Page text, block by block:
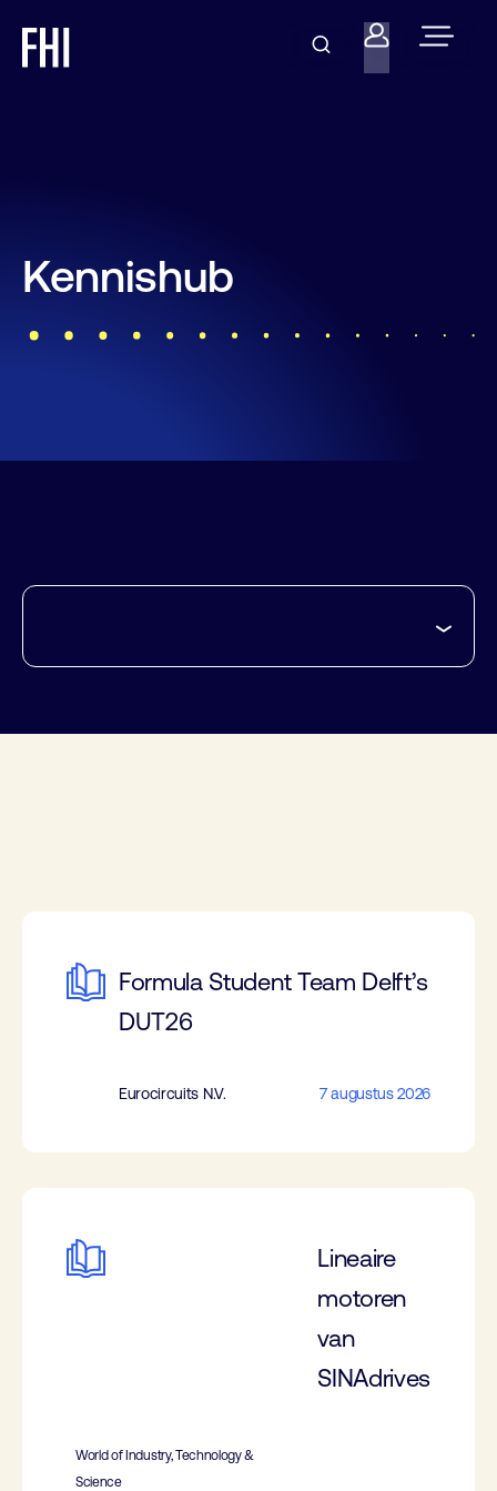
Kennishub
Formula Student Team Delft’s
DUT26
Eurocircuits N.V. 7 augustus 2026
Lineaire
motoren
van
SINAdrives
World of Industry, Technology &
Science